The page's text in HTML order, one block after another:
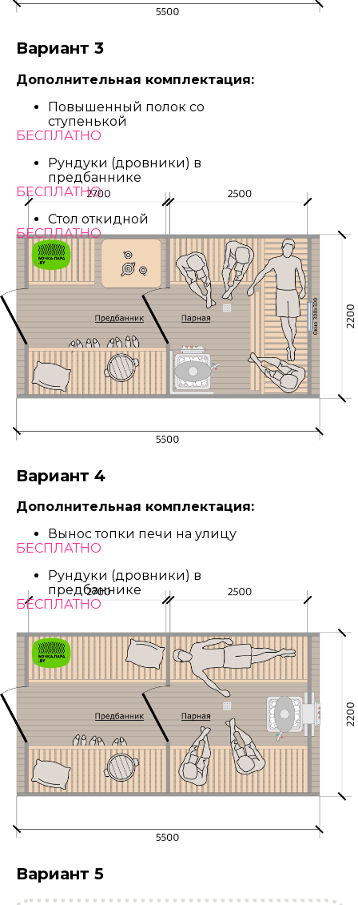
Вариант 3
Дополнительная комплектация:
Повышенный полок со
ступенькой
БЕСПЛАТНО
Рундуки (дровники) в
предбаннике
БЕСПЛАТНО
Стол откидной
БЕСПЛАТНО
Вариант 4
Дополнительная комплектация:
Вынос топки печи на улицу
БЕСПЛАТНО
Рундуки (дровники) в
предбаннике
БЕСПЛАТНО
Вариант 5